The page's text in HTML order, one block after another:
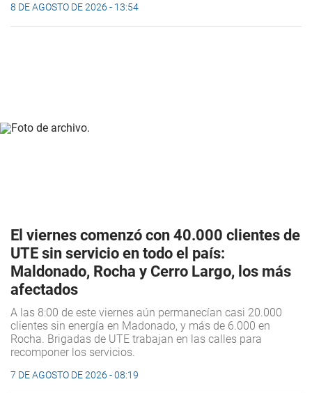
8 DE AGOSTO DE 2026 - 13:54
El viernes comenzó con 40.000 clientes de
UTE sin servicio en todo el país:
Maldonado, Rocha y Cerro Largo, los más
afectados
A las 8:00 de este viernes aún permanecían casi 20.000
clientes sin energía en Madonado, y más de 6.000 en
Rocha. Brigadas de UTE trabajan en las calles para
recomponer los servicios.
7 DE AGOSTO DE 2026 - 08:19